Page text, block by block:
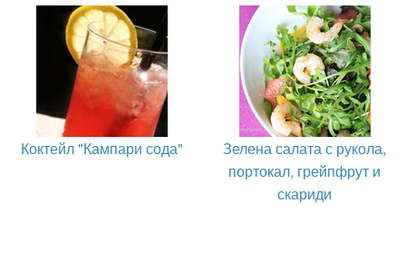
Коктейл "Кампари сода"
Зелена салата с рукола,
портокал, грейпфрут и
скариди